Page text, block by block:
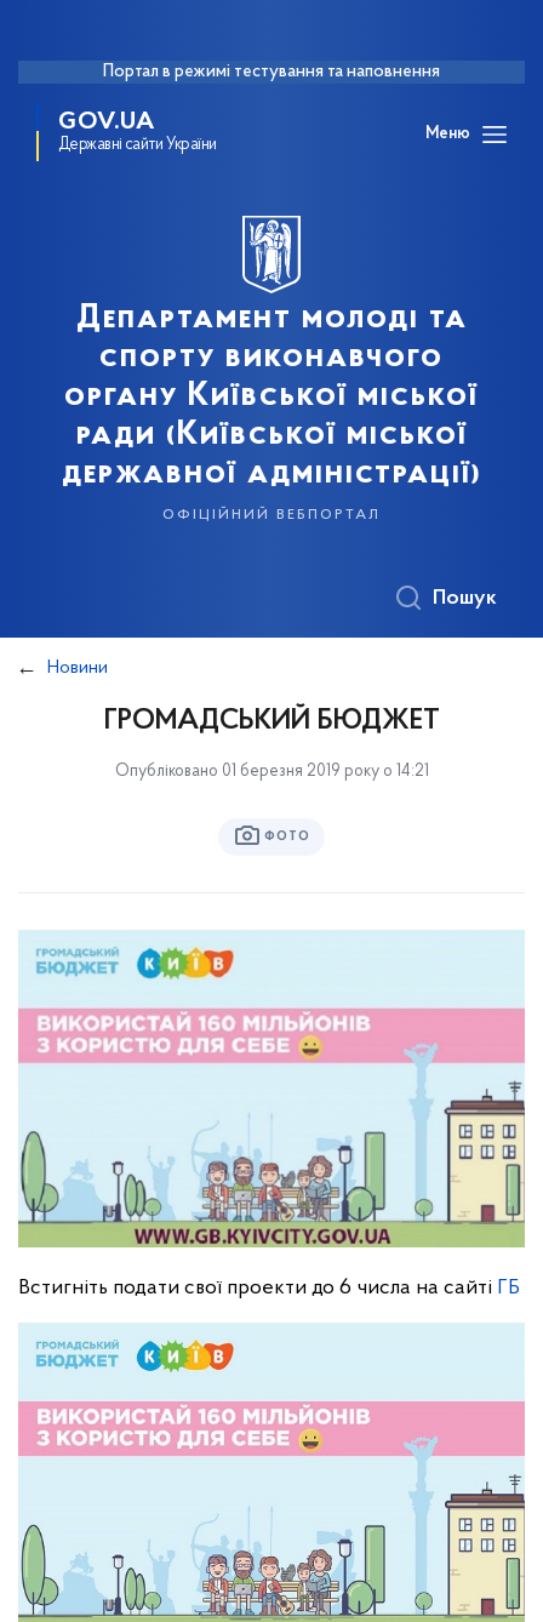
Портал в режимі тестування та наповнення
GOV.UA
Державні сайти України
Меню
Департамент молоді та
спорту виконавчого
органу Київської міської
ради (Київської міської
державної адміністрації)
офіційний вебпортал
Пошук
Новини
ГРОМАДСЬКИЙ БЮДЖЕТ
Опубліковано 01 березня 2019 року о 14:21
ФОТО
Встигніть подати свої проекти до 6 числа на сайті ГБ